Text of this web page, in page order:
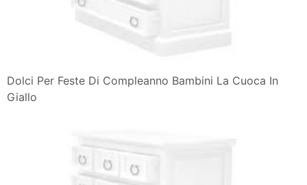
Dolci Per Feste Di Compleanno Bambini La Cuoca In
Giallo